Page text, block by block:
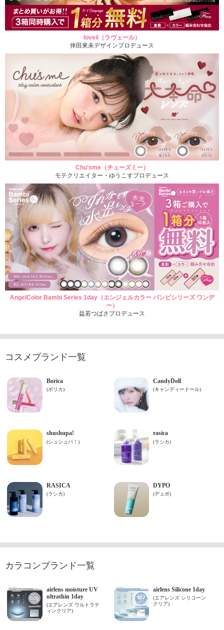
loveil（ラヴェール）
倖田來未デザインプロデュース
Chu'sme（チューズミー）
モテクリエイター・ゆうこすプロデュース
AngelColor Bambi Series 1day（エンジェルカラー バンビシリーズ ワンデ
ー）
益若つばさプロデュース
コスメブランド一覧
カラコンブランド一覧